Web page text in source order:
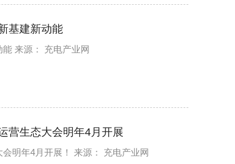
基建新动能
来源： 充电产业网
营生态大会明年4月开展
明年4月开展！ 来源： 充电产业网